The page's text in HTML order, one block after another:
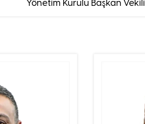
Yönetim Kurulu Başkan Vekili